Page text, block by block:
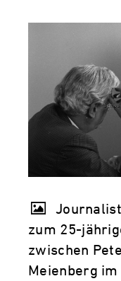
zum 25-
zwischen
Meienberg